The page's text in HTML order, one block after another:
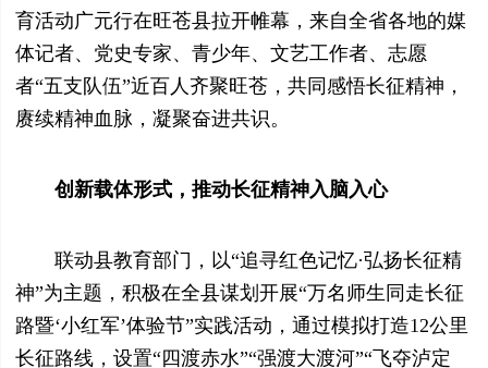
育活动广元行在旺苍县拉开帷幕，来自全省各地的媒
体记者、党史专家、青少年、文艺工作者、志愿
者“五支队伍”近百人齐聚旺苍，共同感悟长征精神，
赓续精神血脉，凝聚奋进共识。
创新载体形式，推动长征精神入脑入心
联动县教育部门，以“追寻红色记忆·弘扬长征精
神”为主题，积极在全县谋划开展“万名师生同走长征
路暨‘小红军’体验节”实践活动，通过模拟打造12公里
长征路线，设置“四渡赤水”“强渡大渡河”“飞夺泸定